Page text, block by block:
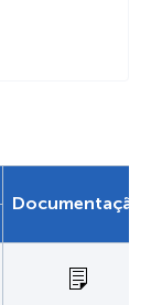
Documentação